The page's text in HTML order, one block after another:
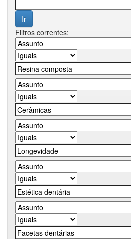
Filtros correntes: